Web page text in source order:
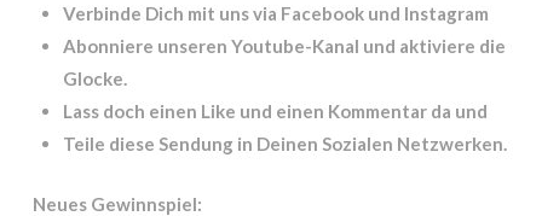
Verbinde Dich mit uns via Facebook und Instagram
Abonniere unseren Youtube-Kanal und aktiviere die
Glocke.
Lass doch einen Like und einen Kommentar da und
Teile diese Sendung in Deinen Sozialen Netzwerken.
Neues Gewinnspiel: